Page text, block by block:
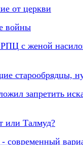
от церкви
войны
с женой
старообрядцы,
запретить
или Талмуд?
современный